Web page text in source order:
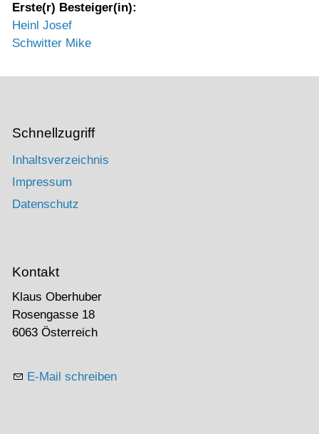
Erste(r) Besteiger(in):
Heinl Josef
Schwitter Mike
Schnellzugriff
Inhaltsverzeichnis
Impressum
Datenschutz
Kontakt
Klaus Oberhuber
Rosengasse 18
6063 Österreich
E-Mail schreiben